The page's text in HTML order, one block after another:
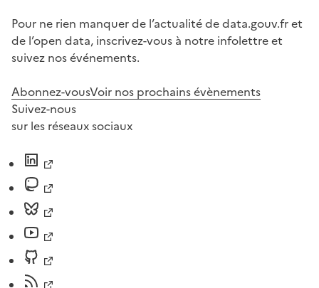
Pour ne rien manquer de l’actualité de data.gouv.fr et
de l’open data, inscrivez-vous à notre infolettre et
suivez nos événements.
Abonnez-vousVoir nos prochains évènements
Suivez-nous
sur les réseaux sociaux